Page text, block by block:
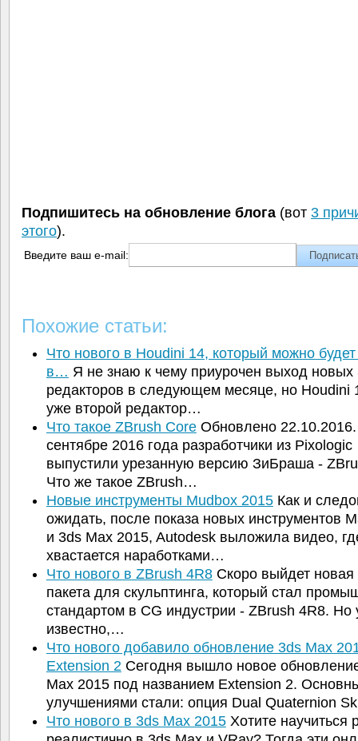
Подпишитесь на обновление блога (вот 3
этого).
Введите ваш e-mail:
Похожие статьи:
Что нового в Houdini 14, который можно будет
в… Я не знаю к чему приурочен выход новых
редакторов в следующем месяце, но Houdini
уже второй редактор…
Что такое ZBrush CoreОбновлено
сентябре 2016 года разработчики из Pixologic
выпустили урезанную версию ЗиБраша -
Что же такое ZBrush…
Новые инструменты Mudbox 2015Как и
ожидать, после показа новых инструментов
и 3ds Max 2015, Autodesk выложила видео,
хвастается наработками…
Что нового в ZBrush 4R8Скоро выйдет новая
пакета для скульптинга, который стал
стандартом в CG индустрии - ZBrush 4R8. Но
известно,…
Что нового добавило обновление 3ds Max
Extension 2Сегодня вышло новое
Max 2015 под названием Extension 2.
улучшениями стали: опция Dual Quaternion
Что нового в 3ds Max 2015Хотите научиться